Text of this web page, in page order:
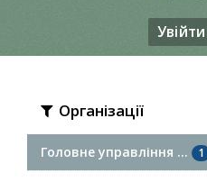
Увійти
Організації
Головне управління ... 1